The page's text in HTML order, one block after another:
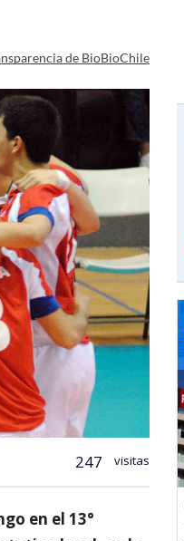
de BioBioChile
247 visitas
en el 13°